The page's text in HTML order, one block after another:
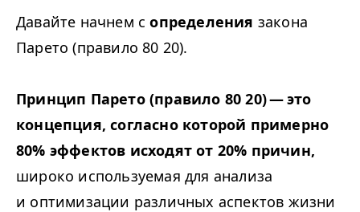
Давайте начнем сопределения закона
Парето (правило 80 20).
Принцип Парето (правило 80 20) — это
концепция, согласно которой примерно
80% эффектов исходят от 20% причин,
широко используемая для анализа
и оптимизации различных аспектов жизни